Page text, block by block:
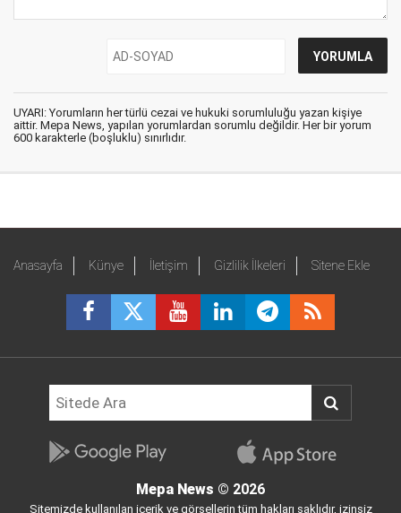
UYARI: Yorumların her türlü cezai ve hukuki sorumluluğu yazan kişiye
aittir. Mepa News, yapılan yorumlardan sorumlu değildir. Her bir yorum
600 karakterle (boşluklu) sınırlıdır.
Anasayfa Künye İletişim Gizlilik İlkeleri Sitene Ekle
Mepa News © 2026
Sitemizde kullanılan içerik ve görsellerin tüm hakları saklıdır, izinsiz